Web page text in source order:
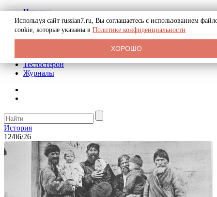
История
Биография
Криминал
Реклама на сайте
Тестостерон
Журналы
История
12/06/26
Используя сайт russian7.ru, Вы соглашаетесь с использованием
cookie, которые указаны в Политике конфиденциальности
ХОРОШО